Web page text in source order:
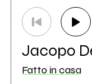
Jacopo
Fatto in casa